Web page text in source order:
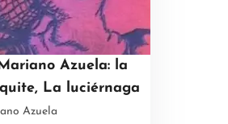
Azuela: la
La luciérnaga
Azuela